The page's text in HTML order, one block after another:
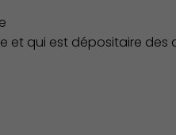
et qui est dépositaire des